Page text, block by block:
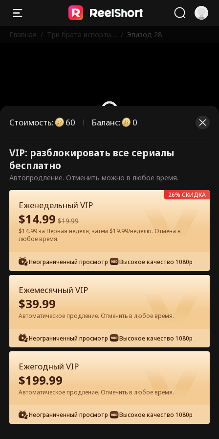
Главная / Три брата испортил
/ Эпизод 28
Это платные эпизоды.
Разблокируйте, чтобы смотреть.
60Разблокировать сейчас
Смотреть бесплатно в приложении
Эпизод 28 - Три брата испортили
меня Полный фильм
0-49 50-71 Все эпизоды
29
Стоимость: 60 Баланс: 0
VIP: разблокировать все сериалы
бесплатно
Автопродление. Отменить можно в любое время.
Еженедельный VIP
$14.99 $19.99
$14.99 за Первая неделя, затем $19.99/неделю. Отмена в
любое время.
Неограниченный просмотр Высокое качество 1080p
26% СКИДКА
Ежемесячный VIP
$39.99
Автоматическое продление. Отменить в любое время.
Неограниченный просмотр Высокое качество 1080p
Ежегодный VIP
$199.99
Автоматическое продление. Отменить в любое время.
Неограниченный просмотр Высокое качество 1080p